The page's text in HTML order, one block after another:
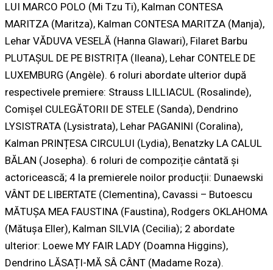
LUI MARCO POLO (Mi Tzu Ti), Kalman CONTESA
MARITZA (Maritza), Kalman CONTESA MARITZA (Manja),
Lehar VĂDUVA VESELĂ (Hanna Glawari), Filaret Barbu
PLUTAȘUL DE PE BISTRIȚA (Ileana), Lehar CONTELE DE
LUXEMBURG (Angèle). 6 roluri abordate ulterior după
respectivele premiere: Strauss LILLIACUL (Rosalinde),
Comișel CULEGĂTORII DE STELE (Sanda), Dendrino
LYSISTRATA (Lysistrata), Lehar PAGANINI (Coralina),
Kalman PRINȚESA CIRCULUI (Lydia), Benatzky LA CALUL
BĂLAN (Josepha). 6 roluri de compoziție cântată și
actoricească; 4 la premierele noilor producții: Dunaewski
VÂNT DE LIBERTATE (Clementina), Cavassi – Butoescu
MĂTUȘA MEA FAUSTINA (Faustina), Rodgers OKLAHOMA
(Mătușa Eller), Kalman SILVIA (Cecilia); 2 abordate
ulterior: Loewe MY FAIR LADY (Doamna Higgins),
Dendrino LĂSAȚI-MĂ SÂ CÂNT (Madame Roza).